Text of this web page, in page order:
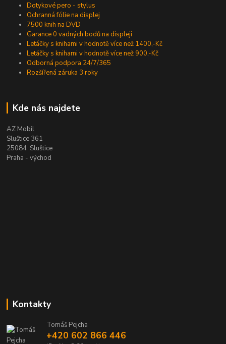
Dotykové pero - stylus
Ochranná fólie na displej
7500 knih na DVD
Garance 0 vadných bodů na displeji
Letáčky s knihami v hodnotě více než 1400,-Kč
Letáčky s knihami v hodnotě více než 900,-Kč
Odborná podpora 24/7/365
Rozšířená záruka 3 roky
Kde nás najdete
AZ Mobil
Sluštice 361
25084 Sluštice
Praha - východ
Kontakty
Tomáš Pejcha
+420 602 866 446